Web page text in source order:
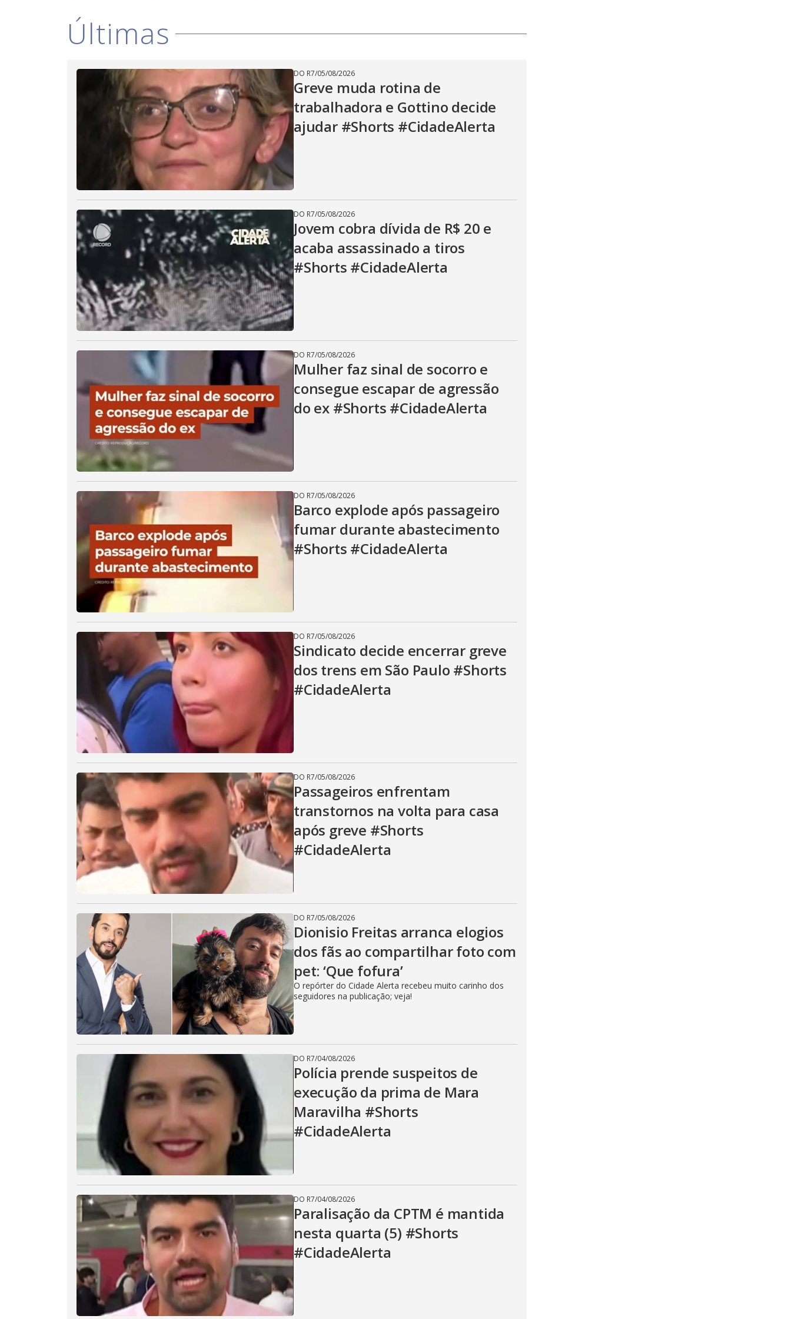
V
i
d
e
o
Últimas
DO R7/05/08/2026
Greve muda rotina de
trabalhadora e Gottino decide
ajudar #Shorts #CidadeAlerta
DO R7/05/08/2026
Jovem cobra dívida de R$ 20 e
acaba assassinado a tiros
#Shorts #CidadeAlerta
DO R7/05/08/2026
Mulher faz sinal de socorro e
consegue escapar de agressão
do ex #Shorts #CidadeAlerta
DO R7/05/08/2026
Barco explode após passageiro
fumar durante abastecimento
#Shorts #CidadeAlerta
DO R7/05/08/2026
Sindicato decide encerrar greve
dos trens em São Paulo #Shorts
#CidadeAlerta
DO R7/05/08/2026
Passageiros enfrentam
transtornos na volta para casa
após greve #Shorts
#CidadeAlerta
DO R7/05/08/2026
Dionisio Freitas arranca elogios
dos fãs ao compartilhar foto com
pet: ‘Que fofura’
O repórter do Cidade Alerta recebeu muito carinho dos
seguidores na publicação; veja!
DO R7/04/08/2026
Polícia prende suspeitos de
execução da prima de Mara
Maravilha #Shorts
#CidadeAlerta
DO R7/04/08/2026
Paralisação da CPTM é mantida
nesta quarta (5) #Shorts
#CidadeAlerta